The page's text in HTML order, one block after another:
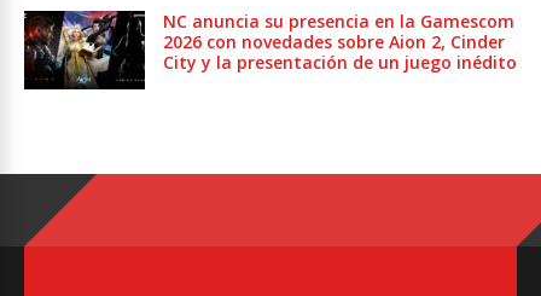
NC anuncia su presencia en la Gamescom
2026 con novedades sobre Aion 2, Cinder
City y la presentación de un juego inédito